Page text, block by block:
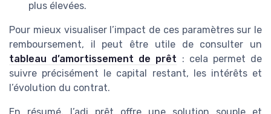
plus élevées.
Pour mieux visualiser l’impact de ces paramètres sur le
remboursement, il peut être utile de consulter un
tableau d’amortissement de prêt : cela permet de
suivre précisément le capital restant, les intérêts et
l’évolution du contrat.